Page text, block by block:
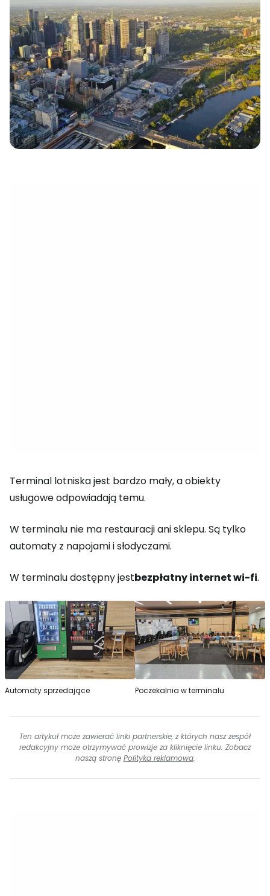
Terminal lotniska jest bardzo mały, a obiekty
usługowe odpowiadają temu.
W terminalu nie ma restauracji ani sklepu. Są tylko
automaty z napojami i słodyczami.
W terminalu dostępny jestbezpłatny internet wi-fi.
Automaty sprzedające Poczekalnia w terminalu
Ten artykuł może zawierać linki partnerskie, z których nasz zespół
redakcyjny może otrzymywać prowizje za kliknięcie linku. Zobacz
naszą stronę Polityka reklamowa.